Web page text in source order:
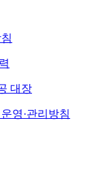
대장
영·관리방침